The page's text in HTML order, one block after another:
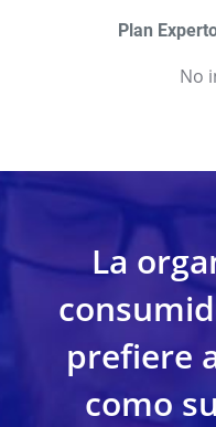
No
La
prefiere
como